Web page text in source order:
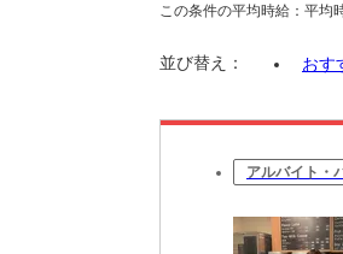
この条件の平均時給：平均
並び替え： おす
アルバイト・